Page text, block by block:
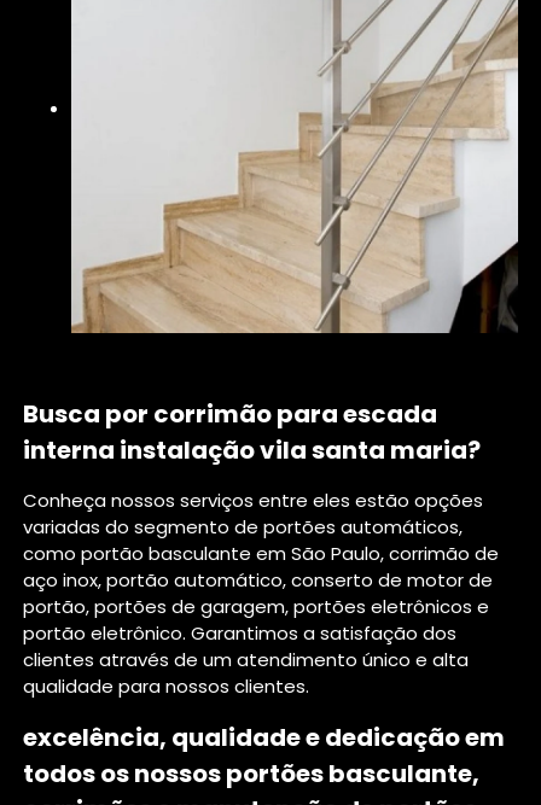
Busca por corrimão para escada
interna instalação vila santa maria?
Conheça nossos serviços entre eles estão opções
variadas do segmento de portões automáticos,
como portão basculante em São Paulo, corrimão de
aço inox, portão automático, conserto de motor de
portão, portões de garagem, portões eletrônicos e
portão eletrônico. Garantimos a satisfação dos
clientes através de um atendimento único e alta
qualidade para nossos clientes.
excelência, qualidade e dedicação em
todos os nossos portões basculante,